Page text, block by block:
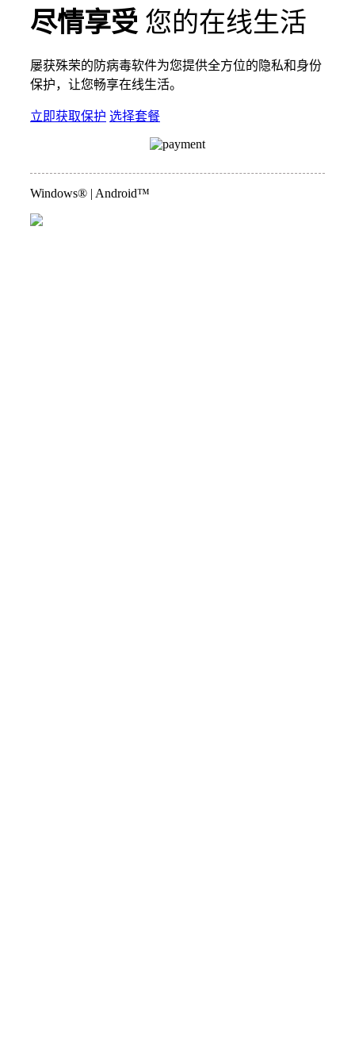
尽情享受 您的在线生活
屡获殊荣的防病毒软件为您提供全方位的隐私和身份
保护，让您畅享在线生活。
立即获取保护 选择套餐
Windows® | Android™